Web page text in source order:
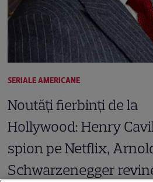
SERIALE AMERICANE
Noutăți fierbinți de la
Hollywood: Henry
spion pe Netflix,
Schwarzenegger